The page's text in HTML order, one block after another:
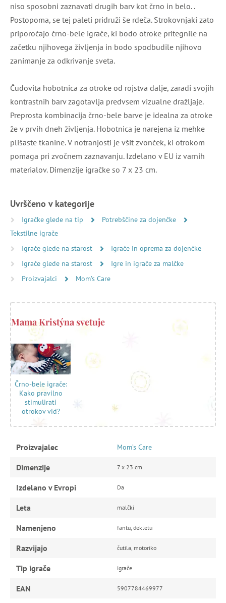
niso sposobni zaznavati drugih barv kot črno in belo. .
Postopoma, se tej paleti pridruži še rdeča. Strokovnjaki zato
priporočajo črno-bele igrače, ki bodo otroke pritegnile na
začetku njihovega življenja in bodo spodbudile njihovo
zanimanje za odkrivanje sveta.
Čudovita hobotnica za otroke od rojstva dalje, zaradi svojih
kontrastnih barv zagotavlja predvsem vizualne dražljaje.
Preprosta kombinacija črno-bele barve je idealna za otroke
že v prvih dneh življenja. Hobotnica je narejena iz mehke
plišaste tkanine. V notranjosti je všit zvonček, ki otrokom
pomaga pri zvočnem zaznavanju. Izdelano v EU iz varnih
materialov. Dimenzije igračke so 7 x 23 cm.
Uvrščeno v kategorije
Igračke glede na tip
Potrebščine za dojenčke
Tekstilne igrače
Igrače glede na starost
Igrače in oprema za dojenčke
Igrače glede na starost
Igre in igrače za malčke
Proizvajalci
Mom’s Care
Mama Kristýna svetuje
Črno-bele igrače:
Kako pravilno
stimulirati
otrokov vid?
Proizvajalec Mom’s Care
Dimenzije 7 x 23 cm
Izdelano v Evropi Da
Leta malčki
Namenjeno fantu, dekletu
Razvijajo čutila, motoriko
Tip igrače igrače
EAN 5907784469977